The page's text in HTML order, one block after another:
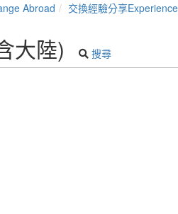
Abroad 交換經驗分享Experience Sharing of NCHU
大陸) 搜尋